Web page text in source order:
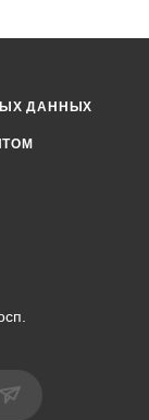
ДАННЫХ